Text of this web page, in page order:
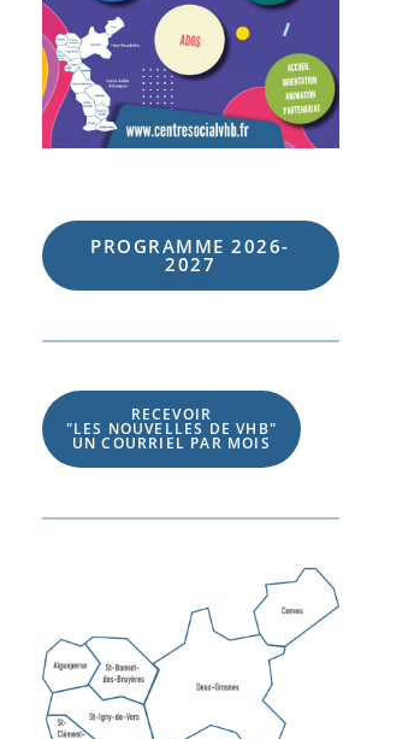
PROGRAMME 2026-
2027
RECEVOIR
"LES NOUVELLES DE VHB"
UN COURRIEL PAR MOIS